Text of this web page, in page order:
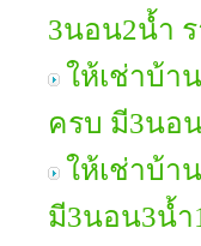
3นอน2น้ำ
ให้เช่าบ้า
ครบ มี3นอ
ให้เช่าบ้า
มี3นอน3น้ำ